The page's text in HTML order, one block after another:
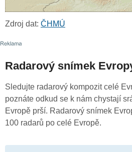
Zdroj dat: ČHMÚ
Radarový snímek
Sledujte radarový kompozit celé
poznáte odkud se k nám chystají
Evropě prší. Radarový snímek
100 radarů po celé Evropě.